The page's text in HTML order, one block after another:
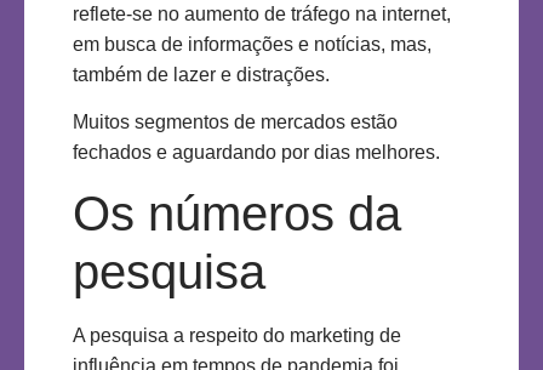
reflete-se no aumento de tráfego na internet,
em busca de informações e notícias, mas,
também de lazer e distrações.
Muitos segmentos de mercados estão
fechados e aguardando por dias melhores.
Os números da
pesquisa
A pesquisa a respeito do marketing de